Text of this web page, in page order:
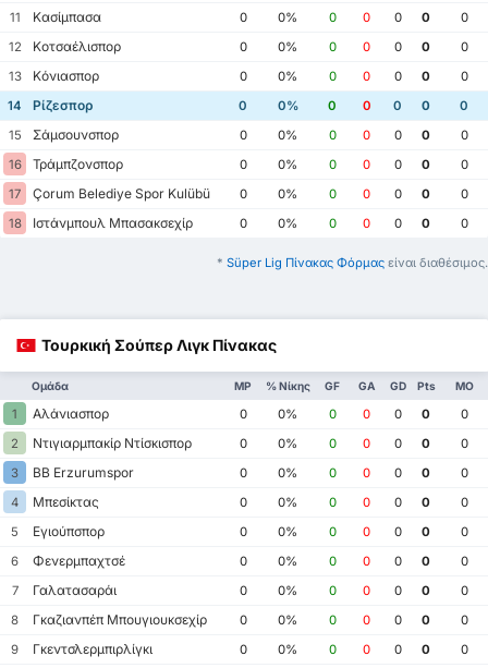
11
Κασίμπασα 0 0% 0 0 0 0
0
12
Κοτσαέλισπορ 0 0% 0 0 0 0
0
13
Κόνιασπορ 0 0% 0 0 0 0
0
14
Ρίζεσπορ 0 0% 0 0 0 0
0
15
Σάμσουνσπορ 0 0% 0 0 0 0
0
16
Τράμπζονσπορ 0 0% 0 0 0 0
0
17
Çorum Belediye Spor Kulübü 0 0% 0 0 0 0
0
18
Ιστάνμπουλ Μπασακσεχίρ 0 0% 0 0 0 0 0
* Süper Lig Πίνακας Φόρμας είναι διαθέσιμος.
Τουρκική Σούπερ Λιγκ Πίνακας
Ομάδα MP % Νίκης GF GA GD Pts ΜΟ
1 Αλάνιασπορ 0 0% 0 0 0 0
0
2
Ντιγιαρμπακίρ Ντίσκισπορ 0 0% 0 0 0 0
0
3
BB Erzurumspor 0 0% 0 0 0 0
0
4
Μπεσίκτας 0 0% 0 0 0 0
0
5
Εγιούπσπορ 0 0% 0 0 0 0
0
6
Φενερμπαχτσέ 0 0% 0 0 0 0
0
7
Γαλατασαράι 0 0% 0 0 0 0
0
8
Γκαζιανπέπ Μπουγιουκσεχίρ 0 0% 0 0 0 0
0
9
Γκεντσλερμπιρλίγκι 0 0% 0 0 0 0
0